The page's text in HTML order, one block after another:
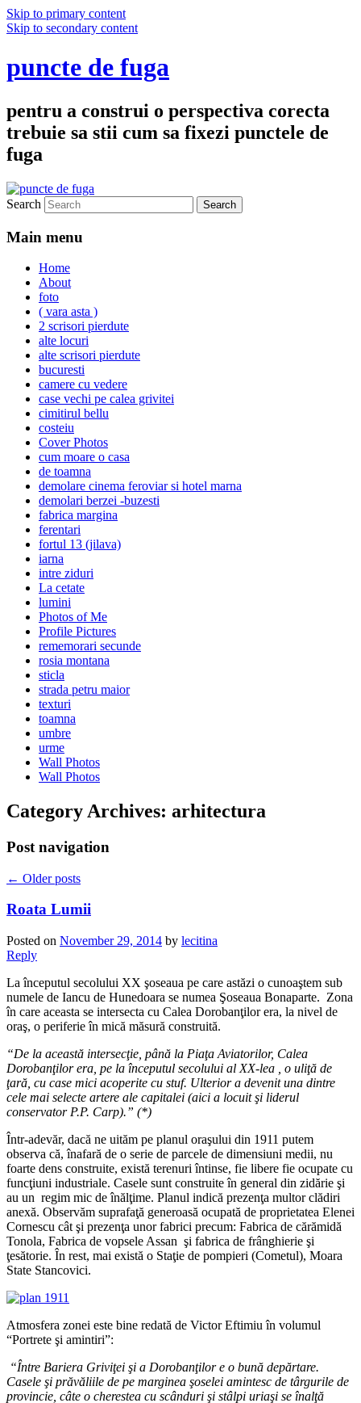
Skip to primary content
Skip to secondary content
puncte de fuga
pentru a construi o perspectiva corecta
trebuie sa stii cum sa fixezi punctele de
fuga
Search
Main menu
Home
About
foto
( vara asta )
2 scrisori pierdute
alte locuri
alte scrisori pierdute
bucuresti
camere cu vedere
case vechi pe calea grivitei
cimitirul bellu
costeiu
Cover Photos
cum moare o casa
de toamna
demolare cinema feroviar si hotel marna
demolari berzei -buzesti
fabrica margina
ferentari
fortul 13 (jilava)
iarna
intre ziduri
La cetate
lumini
Photos of Me
Profile Pictures
rememorari secunde
rosia montana
sticla
strada petru maior
texturi
toamna
umbre
urme
Wall Photos
Wall Photos
Category Archives: arhitectura
Post navigation
← Older posts
Roata Lumii
Posted on November 29, 2014 by lecitina
Reply
La începutul secolului XX şoseaua pe care astăzi o cunoaştem sub
numele de Iancu de Hunedoara se numea Şoseaua Bonaparte. Zona
în care aceasta se intersecta cu Calea Dorobanţilor era, la nivel de
oraş, o periferie în mică măsură construită.
“De la această intersecţie, până la Piaţa Aviatorilor, Calea
Dorobanţilor era, pe la începutul secolului al XX-lea , o uliţă de
ţară, cu case mici acoperite cu stuf. Ulterior a devenit una dintre
cele mai selecte artere ale capitalei (aici a locuit şi liderul
conservator P.P. Carp).” (*)
Într-adevăr, dacă ne uităm pe planul oraşului din 1911 putem
observa că, înafară de o serie de parcele de dimensiuni medii, nu
foarte dens construite, există terenuri întinse, fie libere fie ocupate cu
funcţiuni industriale. Casele sunt construite în general din zidărie şi
au un regim mic de înălţime. Planul indică prezenţa multor clădiri
anexă. Observăm suprafaţă generoasă ocupată de proprietatea Elenei
Cornescu cât şi prezenţa unor fabrici precum: Fabrica de cărămidă
Tonola, Fabrica de vopsele Assan şi fabrica de frânghierie şi
ţesătorie. În rest, mai există o Staţie de pompieri (Cometul), Moara
State Stancovici.
Atmosfera zonei este bine redată de Victor Eftimiu în volumul
“Portrete şi amintiri”:
“Între Bariera Griviţei şi a Dorobanţilor e o bună depărtare.
Casele şi prăvăliile de pe marginea şoselei amintesc de târgurile de
provincie, câte o cherestea cu scânduri şi stâlpi uriaşi se înalţă